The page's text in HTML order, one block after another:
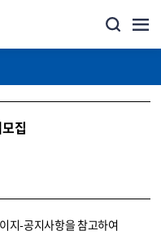
집
지-공지사항을 참고하여